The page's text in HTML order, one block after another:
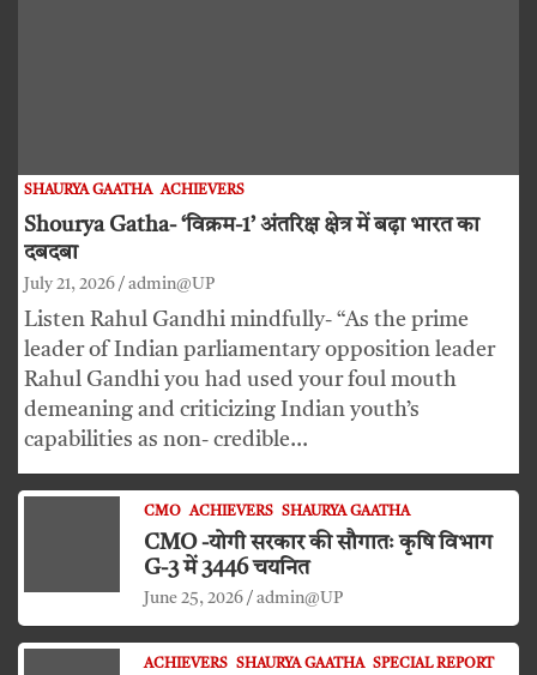
SHAURYA GAATHA ACHIEVERS
Shourya Gatha- ‘विक्रम-1’ अंतरिक्ष क्षेत्र में बढ़ा भारत का
दबदबा
July 21, 2026 admin@UP
Listen Rahul Gandhi mindfully- “As the prime
leader of Indian parliamentary opposition leader
Rahul Gandhi you had used your foul mouth
demeaning and criticizing Indian youth’s
capabilities as non- credible…
CMO ACHIEVERS SHAURYA GAATHA
CMO -योगी सरकार की सौगातः कृषि विभाग
G-3 में 3446 चयनित
June 25, 2026 admin@UP
ACHIEVERS SHAURYA GAATHA SPECIAL REPORT